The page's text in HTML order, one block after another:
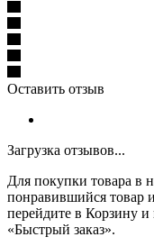
Оставить отзыв
Загрузка отзывов...
Для покупки товара в
понравившийся товар
перейдите в Корзину
«Быстрый заказ».